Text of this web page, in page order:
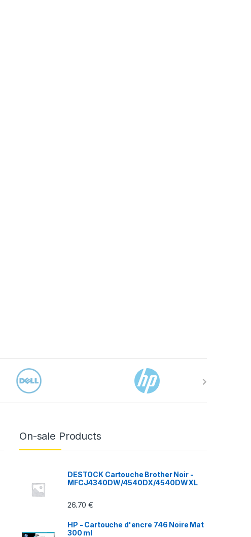
On-sale Products
DESTOCK Cartouche Brother Noir -
MFCJ4340DW/4540DX/4540DWXL
26.70€
HP - Cartouche d'encre 746 Noire Mat
300 ml